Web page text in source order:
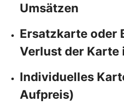
Umsätzen
Ersatzkarte oder
Verlust der Karte
Individuelles
Aufpreis)